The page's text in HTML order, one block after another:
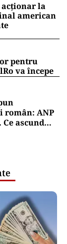
acționar la
american
pentru
va începe
ANP
ascund